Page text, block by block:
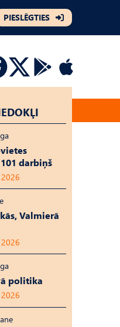
PIESLĒGTIES
darbiņš
Valmierā
politika